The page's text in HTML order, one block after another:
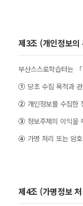
제3조 (개인정보의
부산스스로학습터는
① 당초 수집 목적과
② 개인정보를 수집한
③ 정보주체의 이익을
④ 가명 처리 또는 암
제4조 (가명정보